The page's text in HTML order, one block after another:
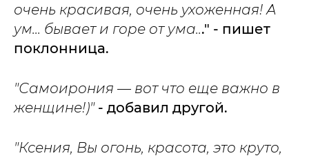
очень красивая, очень ухоженная! А
ум... бывает и горе от ума..." - пишет
поклонница.
"Самоирония — вот что еще важно в
женщине!)"- добавил другой.
"Ксения, Вы огонь, красота, это круто,